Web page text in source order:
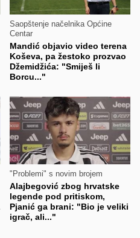
Saopštenje načelnika Općine
Centar
Mandić objavio video terena
Koševa, pa žestoko prozvao
Džemidžića: "Smiješ li
Borcu..."
"Problemi" s novim brojem
Alajbegović zbog hrvatske
legende pod pritiskom,
Pjanić ga brani: "Bio je veliki
igrač, ali..."